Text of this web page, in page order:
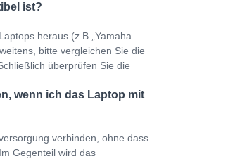
ist?
heraus (z.B „Yamaha
bitte vergleichen Sie die
überprüfen Sie die
wenn ich das Laptop mit
verbinden, ohne dass
Gegenteil wird das